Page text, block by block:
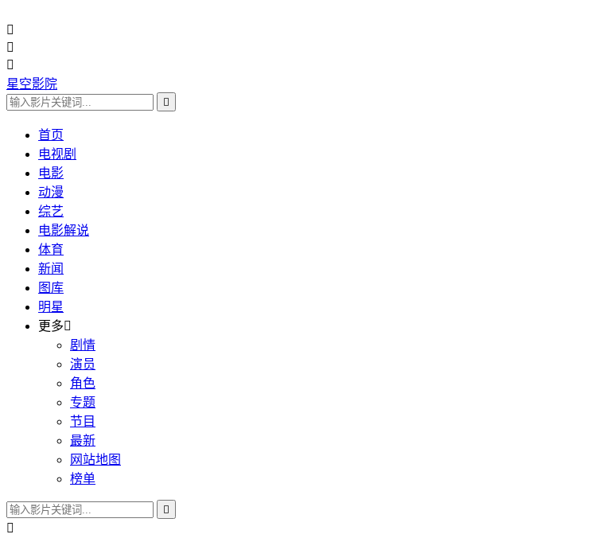



星空影院

首页
电视剧
电影
动漫
综艺
电影解说
体育
新闻
图库
明星
更多
剧情
演员
角色
专题
节目
最新
网站地图
榜单

